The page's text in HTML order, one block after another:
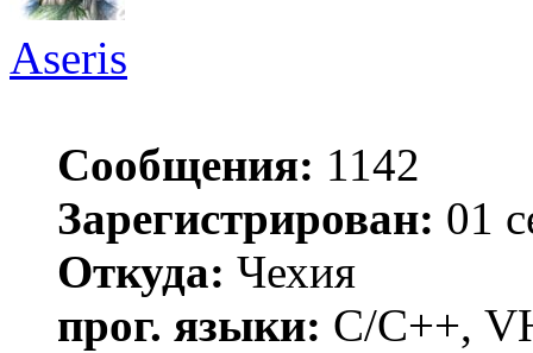
Aseris
Сообщения: 1142
Зарегистрирован: 01
Откуда: Чехия
прог. языки: C/С++,